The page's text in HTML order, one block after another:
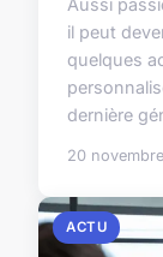
il peut
quelques
dernière
20
ACTU